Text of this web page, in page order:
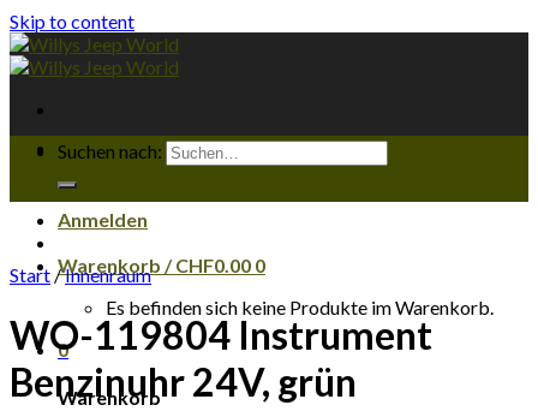
Skip to content
Suchen nach:
Anmelden
Warenkorb /CHF0.00 0
Es befinden sich keine Produkte im Warenkorb.
0
Warenkorb
Start /Innenraum
WO-119804 Instrument
Benzinuhr 24V, grün